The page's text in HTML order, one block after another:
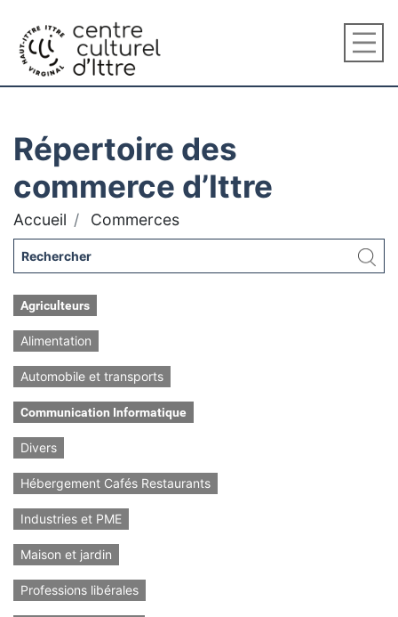
Répertoire des
commerce d’Ittre
Accueil Commerces
Agriculteurs
Alimentation
Automobile et transports
Communication Informatique
Divers
Hébergement Cafés Restaurants
Industries et PME
Maison et jardin
Professions libérales